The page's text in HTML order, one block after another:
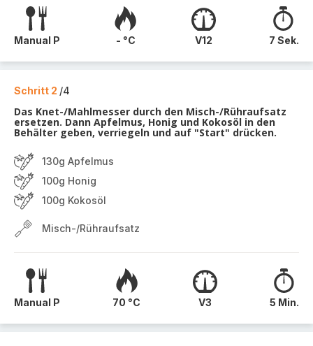
Manual P - °C V12 7 Sek.
Schritt 2 /4
Das Knet-/Mahlmesser durch den Misch-/Rühraufsatz
ersetzen. Dann Apfelmus, Honig und Kokosöl in den
Behälter geben, verriegeln und auf "Start" drücken.
130g Apfelmus
100g Honig
100g Kokosöl
Misch-/Rühraufsatz
Manual P 70 °C V3 5 Min.